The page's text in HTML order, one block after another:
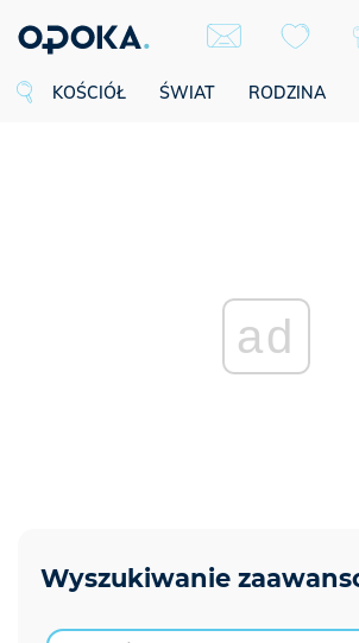
KOŚCIÓŁ ŚWIAT RODZINA
ad